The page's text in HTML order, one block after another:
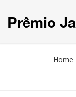
Prêmio
Home